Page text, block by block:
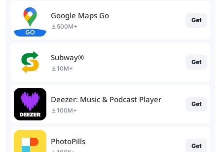
Google Maps Go
500M+
Get
Subway®
10M+
Get
Deezer: Music & Podcast Player
100M+
Get
PhotoPills Get